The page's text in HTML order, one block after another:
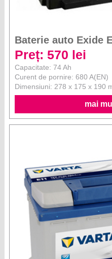
Baterie auto Exide
Preț: 570 lei
Capacitate: 74 Ah
Curent de pornire: 680 A(EN)
Dimensiuni: 278 x 175 x 190
mai